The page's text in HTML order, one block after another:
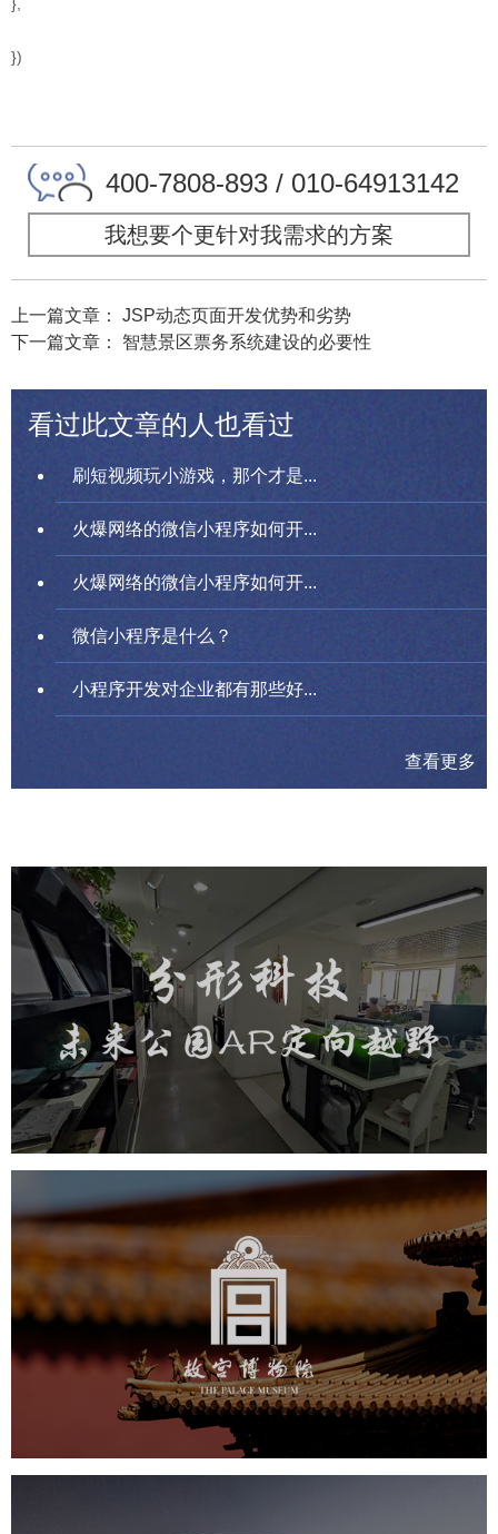
})
400-7808-893 / 010-64913142
我想要个更针对我需求的方案
上一篇文章： JSP动态页面开发优势和劣势
下一篇文章： 智慧景区票务系统建设的必要性
看过此文章的人也看过
刷短视频玩小游戏，那个才是...
火爆网络的微信小程序如何开...
火爆网络的微信小程序如何开...
微信小程序是什么？
小程序开发对企业都有那些好...
查看更多
分形科技未来公园AR定向越野
旅游休闲 小程序开发
AI人工智能技术
元宇宙定制开发
元宇宙网站建设
元宇宙平台建设
元宇宙系统搭建
元宇宙系统建设 元宇宙建设
故宫博物院
文化艺术 博物馆 智慧博物馆
博物馆网站建设
景区网站建设
文创商城 万能专题 网站代运营